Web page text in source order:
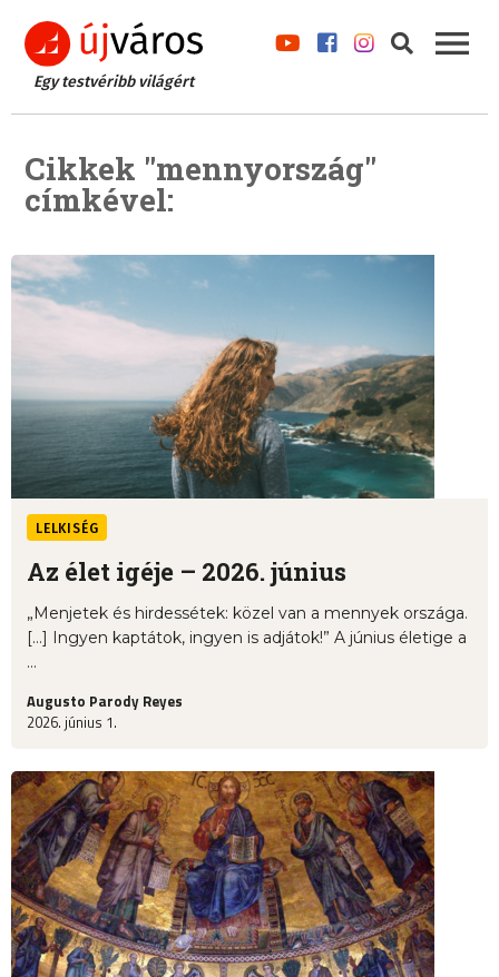
Egy testvéribb világért
Cikkek "mennyország"
címkével:
LELKISÉG
Az élet igéje – 2026. június
„Menjetek és hirdessétek: közel van a mennyek országa.
[…] Ingyen kaptátok, ingyen is adjátok!” A június életige a
...
Augusto Parody Reyes
2026. június 1.